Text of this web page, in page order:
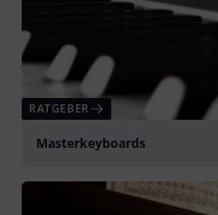
RATGEBER
Masterkeyboards